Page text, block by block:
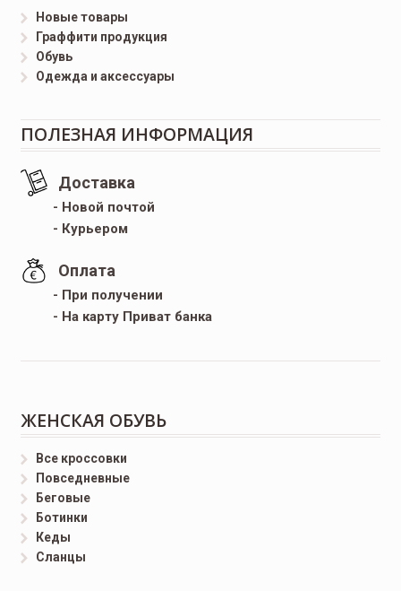
Новые товары
Граффити продукция
Обувь
Одежда и аксессуары
ПОЛЕЗНАЯ ИНФОРМАЦИЯ
Доставка
- Новой почтой
- Курьером
Оплата
- При получении
- На карту Приват банка
ЖЕНСКАЯ ОБУВЬ
Все кроссовки
Повседневные
Беговые
Ботинки
Кеды
Сланцы